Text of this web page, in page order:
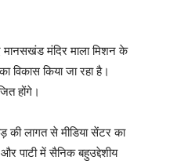
मानसखंड मंदिर माला मिशन के
विकास किया जा रहा है।
होंगे।
लागत से मीडिया सेंटर का
पाटी में सैनिक बहुउद्देशीय